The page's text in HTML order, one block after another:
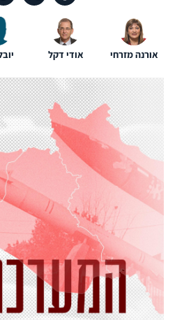
אורנה מזרחי אודי דקל